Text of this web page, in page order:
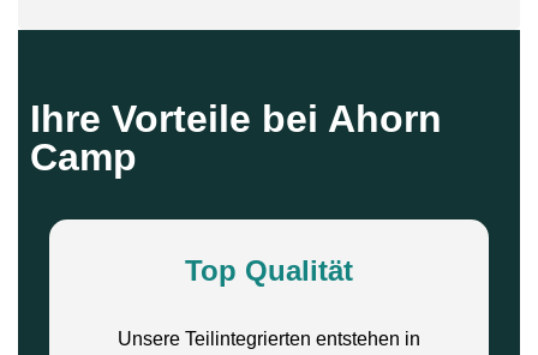
Ihre Vorteile bei Ahorn
Camp
Top Qualität
Unsere Teilintegrierten entstehen in